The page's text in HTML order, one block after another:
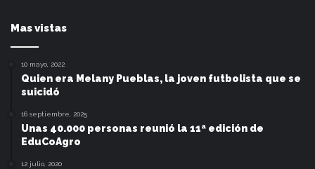
Mas vistas
10 mayo, 2022
Quien era Melany Pueblas, la joven futbolista que se
suicidó
16 septiembre, 2025
Unas 40.000 personas reunió la 11ª edición de
EduCoAgro
12 julio, 2020